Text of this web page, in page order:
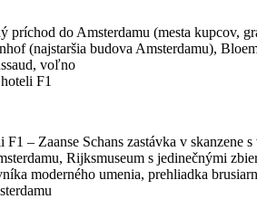
príchod do Amsterdamu (mesta kupcov,
(najstaršia budova Amsterdamu),
voľno
F1
– Zaanse Schans zastávka v skanzene
Rijksmuseum s jedinečnými
moderného umenia, prehliadka